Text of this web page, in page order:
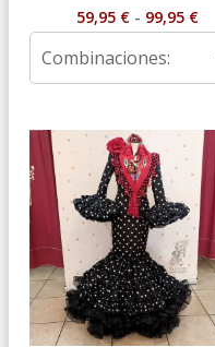
59,95 € - 99,95 €
Combinaciones: